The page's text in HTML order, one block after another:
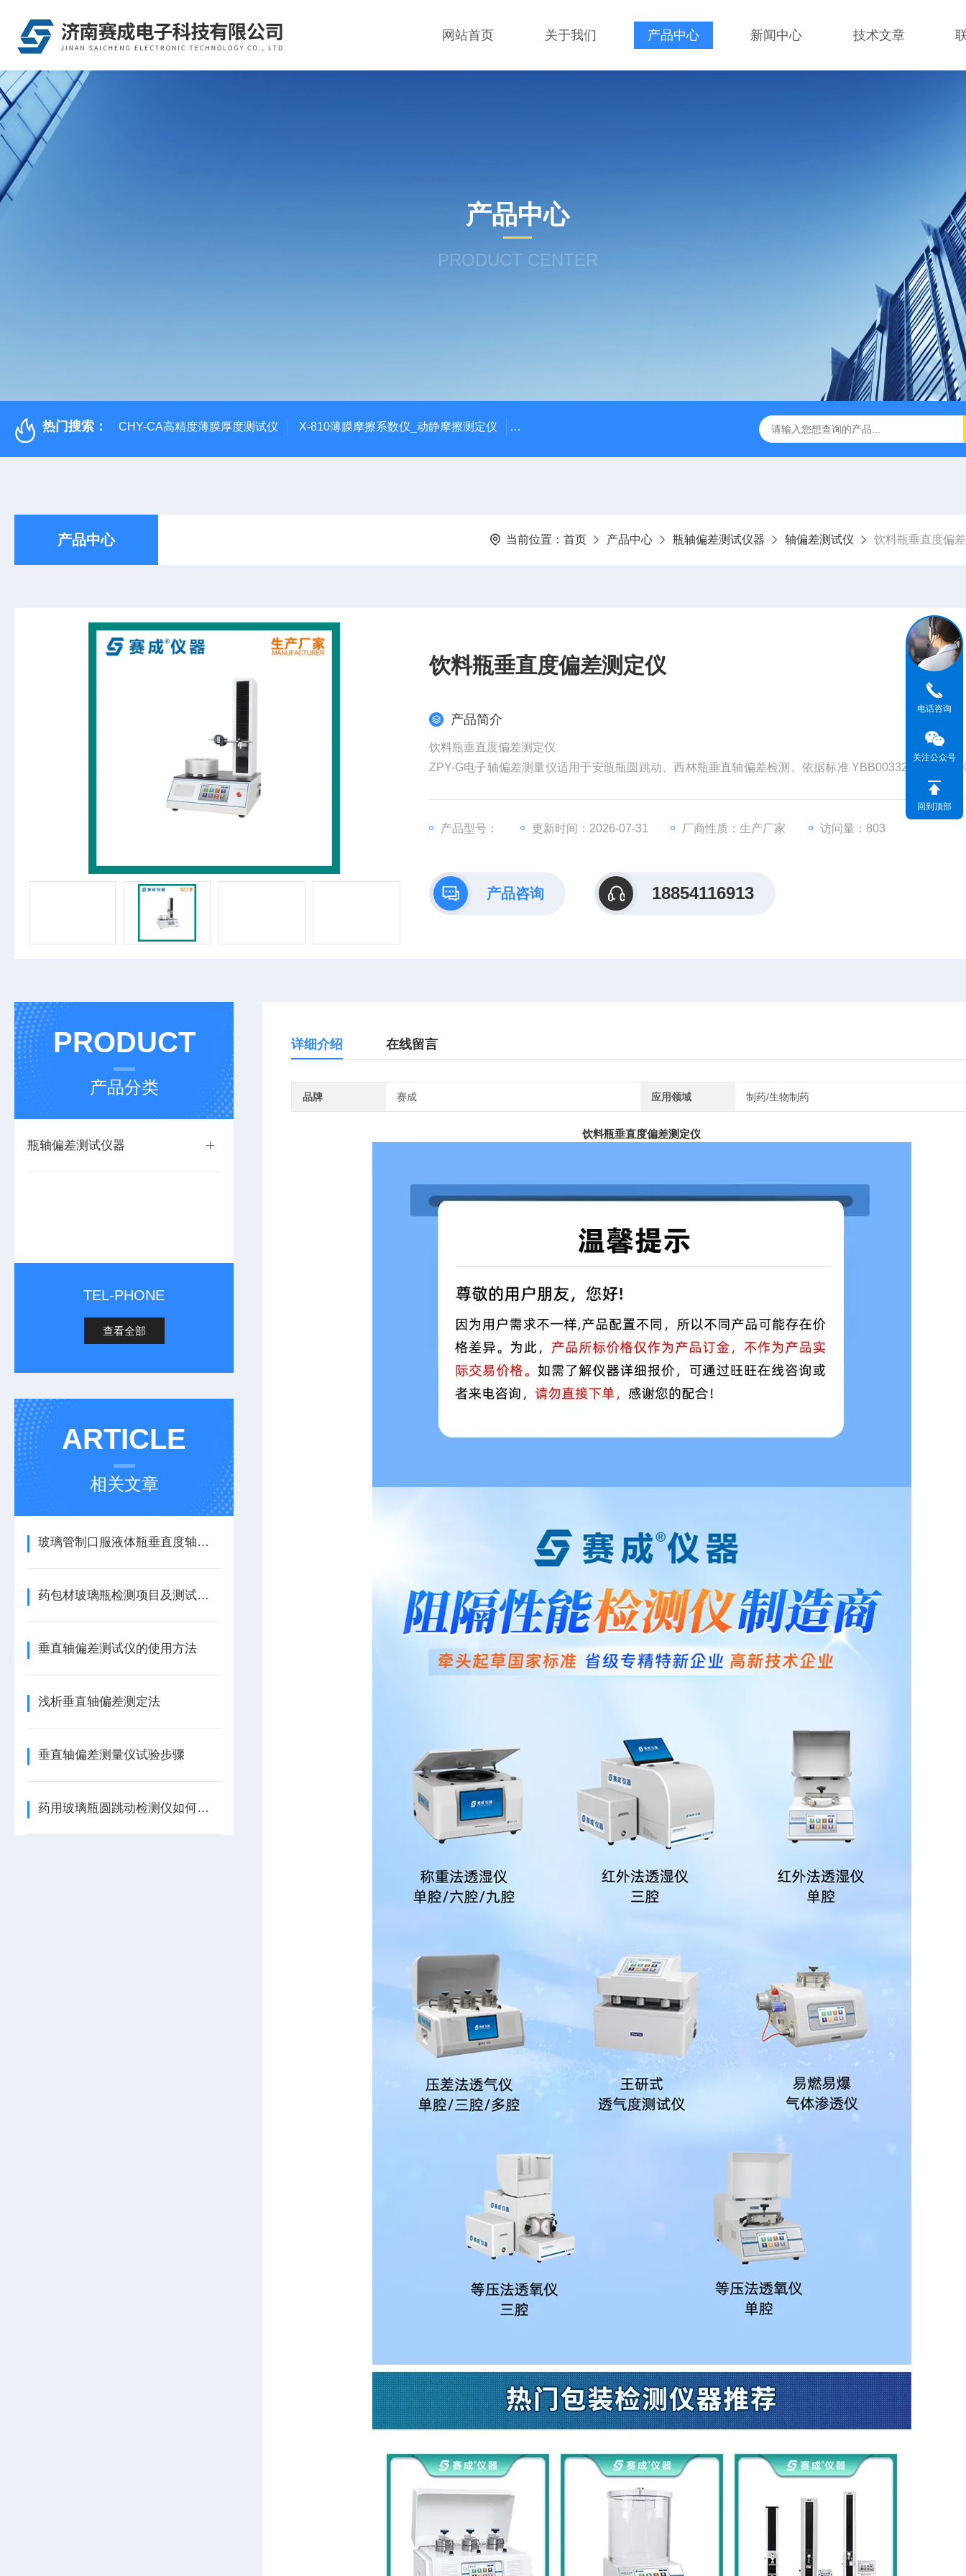
网站首页 关于我们 产品中心 新闻中心 技术文章
产品中心
PRODUCT CENTER
热门搜索： CHY-CA高精度薄膜厚度测试仪 X-810薄膜摩擦系数仪_动静摩擦测定仪 SCK-H玻璃瓶耐热冲击检测仪 赛成仪器 密封测漏仪 密封检测设备
产品中心 当前位置： 首页 产品中心 瓶轴偏差测试仪器 轴偏差测试仪 饮料瓶垂直度偏
饮料瓶垂直度偏差测定仪
产品简介
饮料瓶垂直度偏差测定仪
ZPY-G电子轴偏差测量仪适用于安瓿瓶圆跳动、西林瓶垂直轴偏差检测。依据标准 YBB00332002-2015
产品型号： 更新时间：2026-07-31 厂商性质：生产厂家 访问量：803
产品咨询 18854116913
PRODUCT
产品分类
瓶轴偏差测试仪器
TEL-PHONE
查看全部
ARTICLE
相关文章
玻璃管制口服液体瓶垂直度轴偏差测试仪：应用重要性
药包材玻璃瓶检测项目及测试仪器综合介绍
垂直轴偏差测试仪的使用方法
浅析垂直轴偏差测定法
垂直轴偏差测量仪试验步骤
药用玻璃瓶圆跳动检测仪如何测试
详细介绍 在线留言
品牌 赛成 应用领域 制药/生物制药
饮料瓶垂直度偏差测定仪
电话咨询
关注公众号
回到顶部